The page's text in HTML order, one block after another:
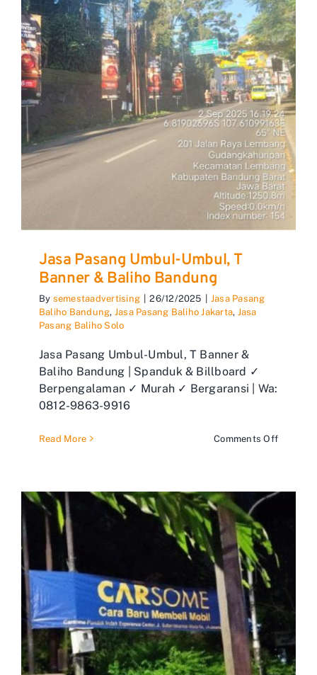
Jasa Pasang Umbul-Umbul, T
Banner & Baliho Bandung
By semestaadvertising 26/12/2025
Jasa Pasang
Baliho Bandung, Jasa Pasang Baliho Jakarta, Jasa
Pasang Baliho Solo
Jasa Pasang Umbul-Umbul, T Banner &
Baliho Bandung | Spanduk & Billboard ✓
Berpengalaman ✓ Murah ✓ Bergaransi | Wa:
0812-9863-9916
Read More Comments Offon
Umbul,